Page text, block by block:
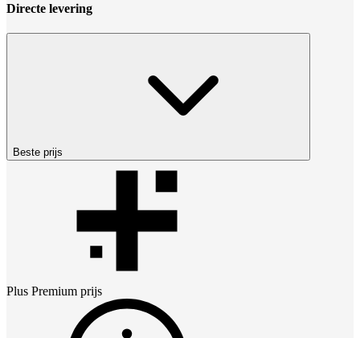
Directe levering
Beste prijs
Plus Premium prijs